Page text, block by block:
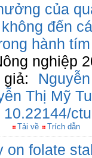
của
đến
hành
nghiệp
Thị Mỹ
10.22144/
Tải về Trích dẫn
on folate